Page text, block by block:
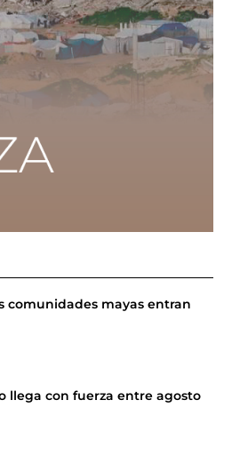
comunidades mayas entran
llega con fuerza entre agosto